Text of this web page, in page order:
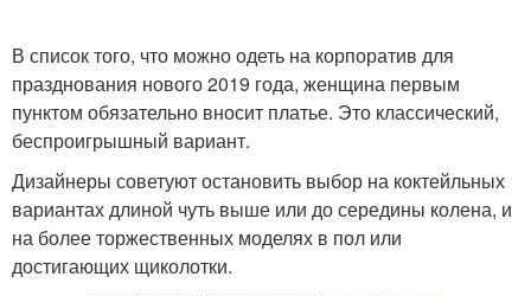
В список того, что можно одеть на корпоратив для
празднования нового 2019 года, женщина первым
пунктом обязательно вносит платье. Это классический,
беспроигрышный вариант.
Дизайнеры советуют остановить выбор на коктейльных
вариантах длиной чуть выше или до середины колена, и
на более торжественных моделях в пол или
достигающих щиколотки.